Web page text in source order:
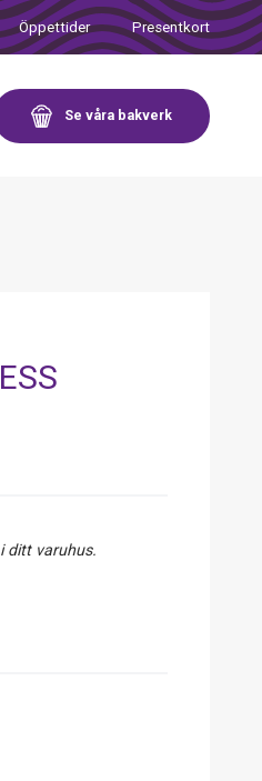
Öppettider Presentkort
Se våra bakverk
ditt varuhus.